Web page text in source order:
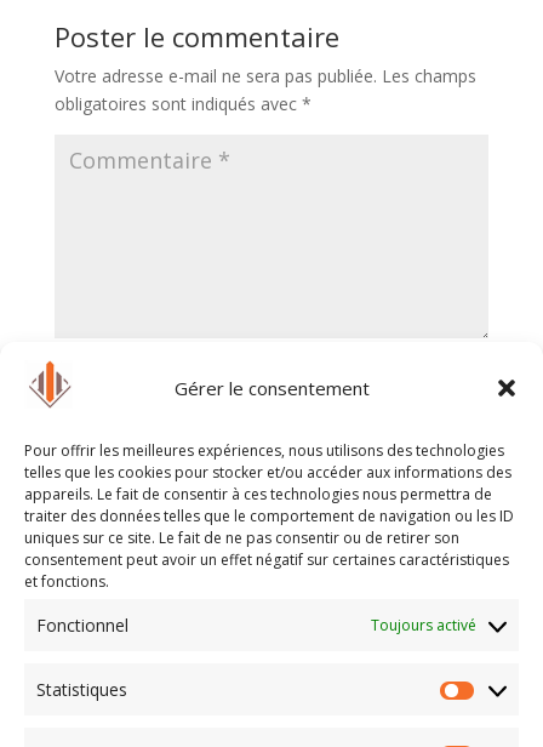
Gérer le consentement
Pour offrir les meilleures expériences, nous utilisons des technologies
telles que les cookies pour stocker et/ou accéder aux informations des
appareils. Le fait de consentir à ces technologies nous permettra de
traiter des données telles que le comportement de navigation ou les ID
uniques sur ce site. Le fait de ne pas consentir ou de retirer son
consentement peut avoir un effet négatif sur certaines caractéristiques
et fonctions.
Fonctionnel Toujours activé
Statistiques
Poster le commentaire
Votre adresse e-mail ne sera pas publiée. Les champs
obligatoires sont indiqués avec *